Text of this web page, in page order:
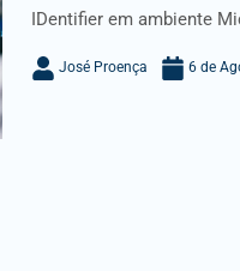
IDentifier em ambiente
José Proença 6 de